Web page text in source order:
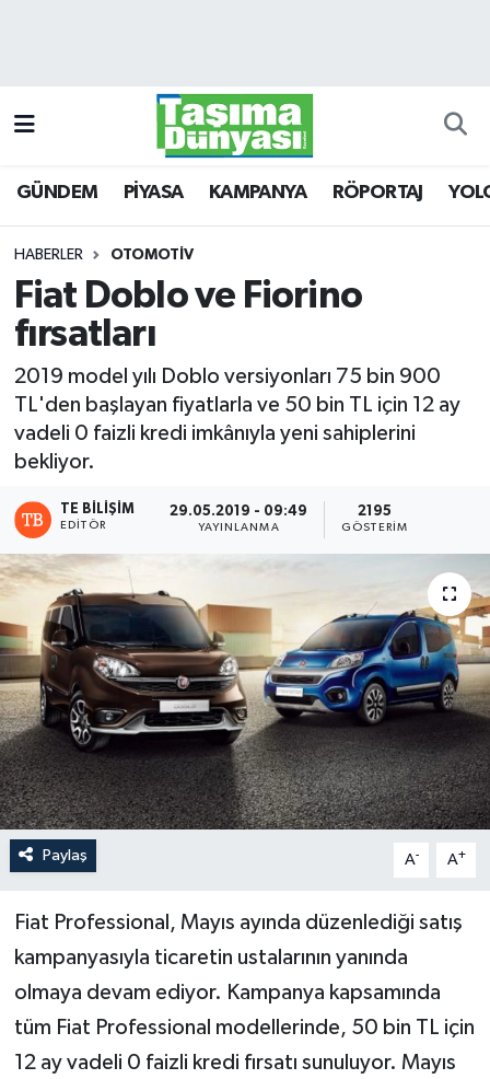
GÜNDEM PİYASA KAMPANYA RÖPORTAJ
HABERLER OTOMOTİV
Fiat Doblo ve Fiorino
fırsatları
2019 model yılı Doblo versiyonları 75 bin 900
TL'den başlayan fiyatlarla ve 50 bin TL için 12 ay
vadeli 0 faizli kredi imkânıyla yeni sahiplerini
bekliyor.
TE BILIŞIM
EDITÖR
29.05.2019 - 09:49
YAYINLANMA
2195
GÖSTERIM
Paylaş A- A+
Fiat Professional, Mayıs ayında düzenlediği satış
kampanyasıyla ticaretin ustalarının yanında
olmaya devam ediyor. Kampanya kapsamında
tüm Fiat Professional modellerinde, 50 bin TL için
12 ay vadeli 0 faizli kredi fırsatı sunuluyor. Mayıs
KAMPANYA
RÖPORTAJ
YOLCU TAŞIMA
E-GAZETE
TAŞITLAR
Trafik Durumu
Süper Lig Puan Durumu ve Fikstür
Tüm Manşetler
Son Dakika Haberleri